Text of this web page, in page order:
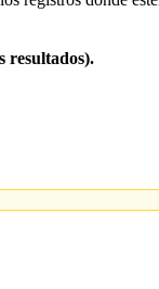
resultados).